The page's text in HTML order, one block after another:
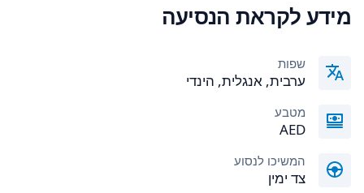
מידע לקראת הנסיעה
שפות
ערבית, אנגלית, הינדי
מטבע
AED
המשיכו לנסוע
צד ימין